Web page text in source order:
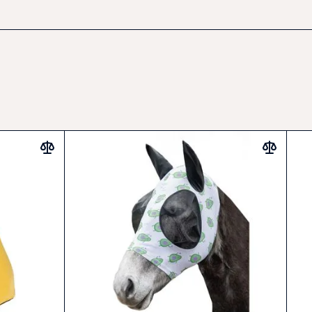
pastvinu
prát na šetrný program při nízké teplotě, nepoužívat
nechat volně uschnout.